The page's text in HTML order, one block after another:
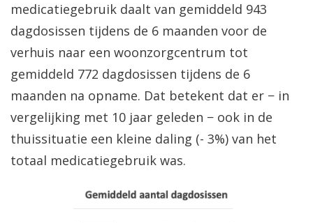
medicatiegebruik daalt van gemiddeld 943
dagdosissen tijdens de 6 maanden voor de
verhuis naar een woonzorgcentrum tot
gemiddeld 772 dagdosissen tijdens de 6
maanden na opname. Dat betekent dat er − in
vergelijking met 10 jaar geleden − ook in de
thuissituatie een kleine daling (- 3%) van het
totaal medicatiegebruik was.